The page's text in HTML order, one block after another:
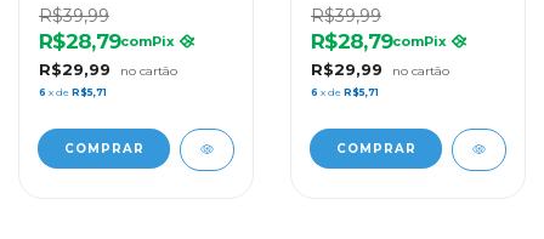
R$39,99
R$29,99
R$28,79comPix
6 x de R$5,71
R$39,99
R$29,99
R$28,79comPix
6 x de R$5,71